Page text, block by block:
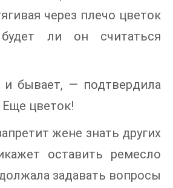
через плечо цветок
ли он считаться
бывает, — подтвердила
цветок!
жене знать других
оставить ремесло
задавать вопросы